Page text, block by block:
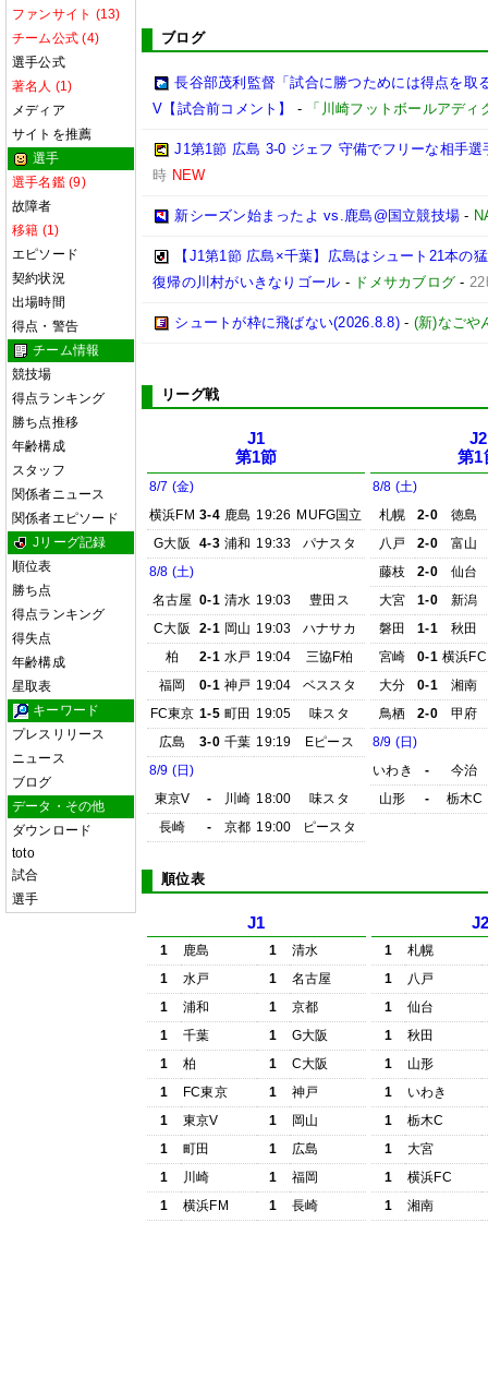
ファンサイト (13)
チーム公式 (4)
選手公式
著名人 (1)
メディア
サイトを推薦
選手
選手名鑑 (9)
故障者
移籍 (1)
エピソード
契約状況
出場時間
得点・警告
チーム情報
競技場
得点ランキング
勝ち点推移
年齢構成
スタッフ
関係者ニュース
関係者エピソード
Jリーグ記録
順位表
勝ち点
得点ランキング
得失点
年齢構成
星取表
キーワード
プレスリリース
ニュース
ブログ
データ・その他
ダウンロード
toto
試合
選手
ブログ
長谷部茂利監督「試合に勝つためには得点を
V【試合前コメント】
- 「川崎フットボールアディ
J1第1節 広島 3-0 ジェフ 守備でフリーな相手
時 NEW
新シーズン始まったよ vs.鹿島@国立競技場 -
【J1第1節 広島×千葉】広島はシュート21本の
復帰の川村がいきなりゴール - ドメサカブログ - 22
シュートが枠に飛ばない(2026.8.8)- (新)なごや
リーグ戦
J1
第1節
8/7 (金)
横浜FM 3-4 鹿島 19:26 MUFG国立
G大阪
4-3 浦和 19:33
パナスタ
8/8 (土)
名古屋 0-1 清水 19:03
豊田ス
C大阪
2-1 岡山 19:03
ハナサカ
柏
2-1 水戸 19:04
三協F柏
福岡
0-1 神戸 19:04
ベススタ
FC東京 1-5 町田 19:05
味スタ
広島
3-0 千葉 19:19
Eピース
8/9 (日)
東京V
- 川崎 18:00
味スタ
長崎
- 京都 19:00 ピースタ
J2
第1
8/8 (土)
札幌
2-0
徳島
八戸
2-0
富山
藤枝
2-0
仙台
大宮
1-0
新潟
磐田
1-1
秋田
宮崎
0-1 横浜FC
大分
0-1
湘南
鳥栖
2-0
甲府
8/9 (日)
いわき
-
今治
山形
- 栃木C
順位表
J1
1 鹿島 1
清水
1
水戸 1
名古屋
1
浦和 1
京都
1
千葉 1
G大阪
1
柏 1
C大阪
1
FC東京 1
神戸
1
東京V 1
岡山
1
町田 1
広島
1
川崎 1
福岡
1
横浜FM 1 長崎
1
札幌
1
八戸
1
仙台
1
秋田
1
山形
1
いわき
1
栃木C
1
大宮
1
横浜FC
1
湘南